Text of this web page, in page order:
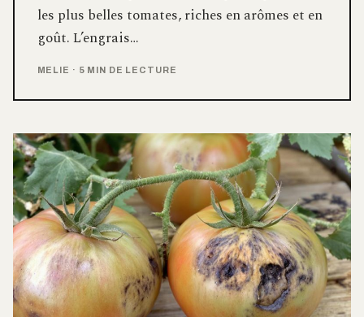
les plus belles tomates, riches en arômes et en
goût. L’engrais…
MELIE · 5 MIN DE LECTURE